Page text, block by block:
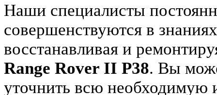
Наши специалисты
совершенствуются в
восстанавливая и
Range Rover II P38. Вы
уточнить всю